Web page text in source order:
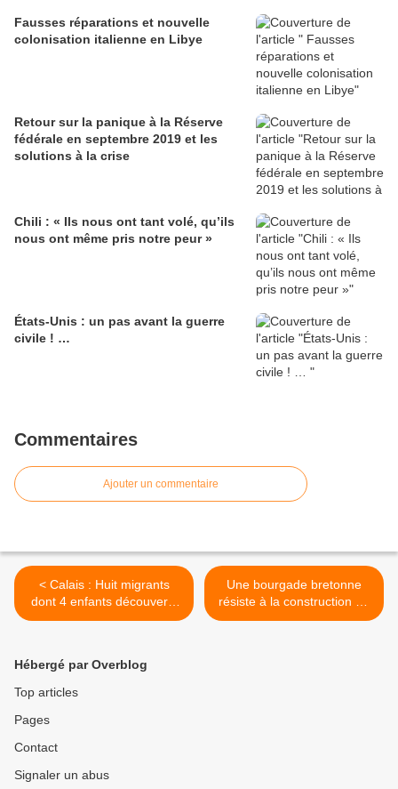
Fausses réparations et nouvelle
colonisation italienne en Libye
Retour sur la panique à la Réserve
fédérale en septembre 2019 et les
solutions à la crise
Chili : « Ils nous ont tant volé, qu’ils
nous ont même pris notre peur »
États-Unis : un pas avant la guerre
civile ! …
Commentaires
Ajouter un commentaire
< Calais : Huit migrants
dont 4 enfants découverts
dans un camion frigorifique
Une bourgade bretonne
résiste à la construction de
poulaillers géants >
Hébergé par Overblog
Top articles
Pages
Contact
Signaler un abus